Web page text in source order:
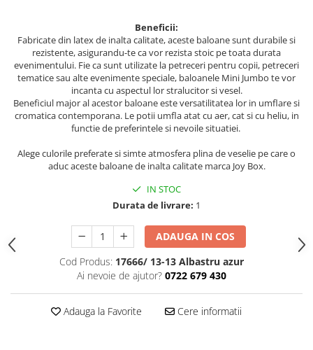
Cap minirosa
Cap orhidee phalaenopsis
Crengi decorative
Copaci si Plante
Flori artificiale la ghiveci
Verdeata decorativa
Beneficii:
Fabricate din latex de inalta calitate, aceste baloane sunt durabile si
rezistente, asigurandu-te ca vor rezista stoic pe toata durata
evenimentului. Fie ca sunt utilizate la petreceri pentru copii, petreceri
tematice sau alte evenimente speciale, baloanele Mini Jumbo te vor
incanta cu aspectul lor stralucitor si vesel.
Beneficiul major al acestor baloane este versatilitatea lor in umflare si
cromatica contemporana. Le potii umfla atat cu aer, cat si cu heliu, in
functie de preferintele si nevoile situatiei.
Alege culorile preferate si simte atmosfera plina de veselie pe care o
aduc aceste baloane de inalta calitate marca Joy Box.
IN STOC
Durata de livrare: 1
ADAUGA IN COS
Cod Produs: 17666/ 13-13 Albastru azur
Ai nevoie de ajutor? 0722 679 430
Adauga la Favorite Cere informatii